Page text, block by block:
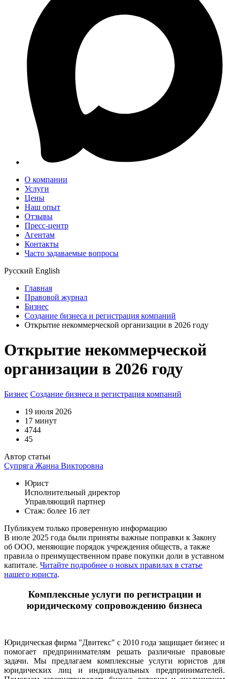
О компании
Услуги
Цены
Наш опыт
Отзывы
Пресс-центр
Агентам
Контакты
Часто задаваемые вопросы
Русский English
Главная
Правовой журнал
Бизнес
Создание бизнеса и регистрация компаний
Открытие некоммерческой организации в 2026 году
Открытие некоммерческой
организации в 2026 году
Бизнес Создание бизнеса и регистрация компаний
19 июля 2026
17 минут
4744
45
Автор статьи
Супряга Жанна Викторовна
Юрист
Исполнительный директор
Управляющий партнер
Стаж: более 16 лет
Публикуем только проверенную информацию
В июле 2025 года были приняты важные поправки к Закону
об ООО, меняющие порядок учреждения обществ, а также
правила о преимущественном праве покупки доли в уставном
капитале. Читайте подробнее о новых правилах в статье
нашего юриста.
Комплексные услуги по регистрации и
юридическому сопровождению бизнеса
Юридическая фирма "Двитекс" с 2010 года защищает бизнес и
помогает предпринимателям решать различные правовые
задачи. Мы предлагаем комплексные услуги юристов для
юридических лиц и индивидуальных предпринимателей.